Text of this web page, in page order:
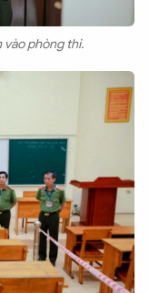
vào phòng thi.